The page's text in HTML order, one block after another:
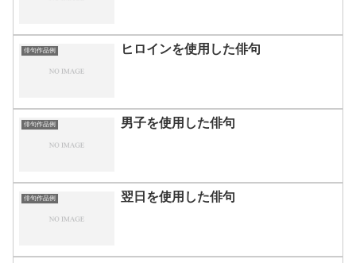
俳句作品例 ヒロインを使用した俳句
俳句作品例 男子を使用した俳句
俳句作品例 翌日を使用した俳句